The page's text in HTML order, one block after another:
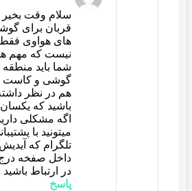
سلام وقت بخیر
قربان برای
های هواوی فقط
نیست که مهم
شما باید منطقه
گوشی و کاست
هم در نظر
باشید که
اگه مشکلی
میتونید با
تلگرام که آیدیش
داخل صفخه
در ارتباط باشید
پاسخ